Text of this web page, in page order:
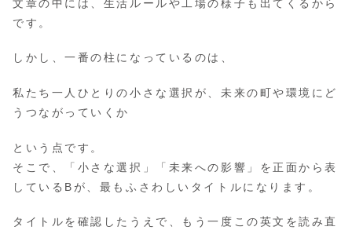
文章の中には、生活ルールや工場の様子も出てくるから
です。
しかし、一番の柱になっているのは、
私たち一人ひとりの小さな選択が、未来の町や環境にど
うつながっていくか
という点です。
そこで、「小さな選択」「未来への影響」を正面から表
しているBが、最もふさわしいタイトルになります。
タイトルを確認したうえで、もう一度この英文を読み直